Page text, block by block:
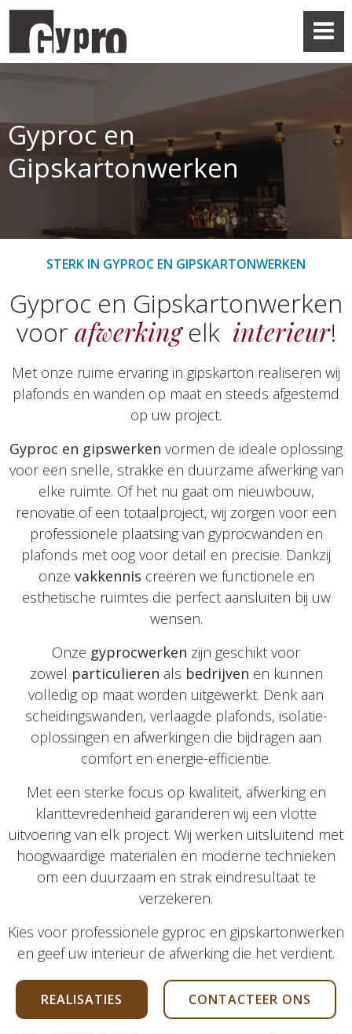
Gyproc en
Gipskartonwerken
STERK IN GYPROC EN GIPSKARTONWERKEN
Gyproc en Gipskartonwerken
voor afwerkingelk interieur!
Met onze ruime ervaring in gipskarton realiseren wij
plafonds en wanden op maat en steeds afgestemd
op uw project.
Gyproc en gipswerken vormen de ideale oplossing
voor een snelle, strakke en duurzame afwerking van
elke ruimte. Of het nu gaat om nieuwbouw,
renovatie of een totaalproject, wij zorgen voor een
professionele plaatsing van gyprocwanden en
plafonds met oog voor detail en precisie. Dankzij
onze vakkennis creëren we functionele en
esthetische ruimtes die perfect aansluiten bij uw
wensen.
Onze gyprocwerken zijn geschikt voor
zowel particulieren als bedrijven en kunnen
volledig op maat worden uitgewerkt. Denk aan
scheidingswanden, verlaagde plafonds, isolatie-
oplossingen en afwerkingen die bijdragen aan
comfort en energie-efficiëntie.
Met een sterke focus op kwaliteit, afwerking en
klanttevredenheid garanderen wij een vlotte
uitvoering van elk project. Wij werken uitsluitend met
hoogwaardige materialen en moderne technieken
om een duurzaam en strak eindresultaat te
verzekeren.
Kies voor professionele gyproc en gipskartonwerken
en geef uw interieur de afwerking die het verdient.
REALISATIES CONTACTEER ONS